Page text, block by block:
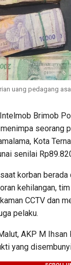
uang pedagang
Brimob
seorang
Kota
senilai
korban
kehilangan,
CCTV dan
pelaku.
AKP M
yang